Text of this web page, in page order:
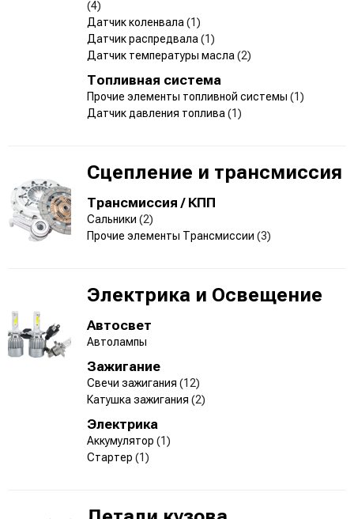
(4)
Датчик коленвала (1)
Датчик распредвала (1)
Датчик температуры масла (2)
Топливная система
Прочие элементы топливной системы (1)
Датчик давления топлива (1)
Сцепление и трансмиссия
Трансмиссия / КПП
Сальники (2)
Прочие элементы Трансмиссии (3)
Электрика и Освещение
Автосвет
Автолампы
Зажигание
Свечи зажигания (12)
Катушка зажигания (2)
Электрика
Аккумулятор (1)
Стартер (1)